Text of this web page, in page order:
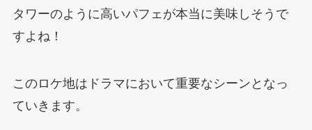
タワーのように高いパフェが本当に美味しそうで
すよね！
このロケ地はドラマにおいて重要なシーンとなっ
ていきます。